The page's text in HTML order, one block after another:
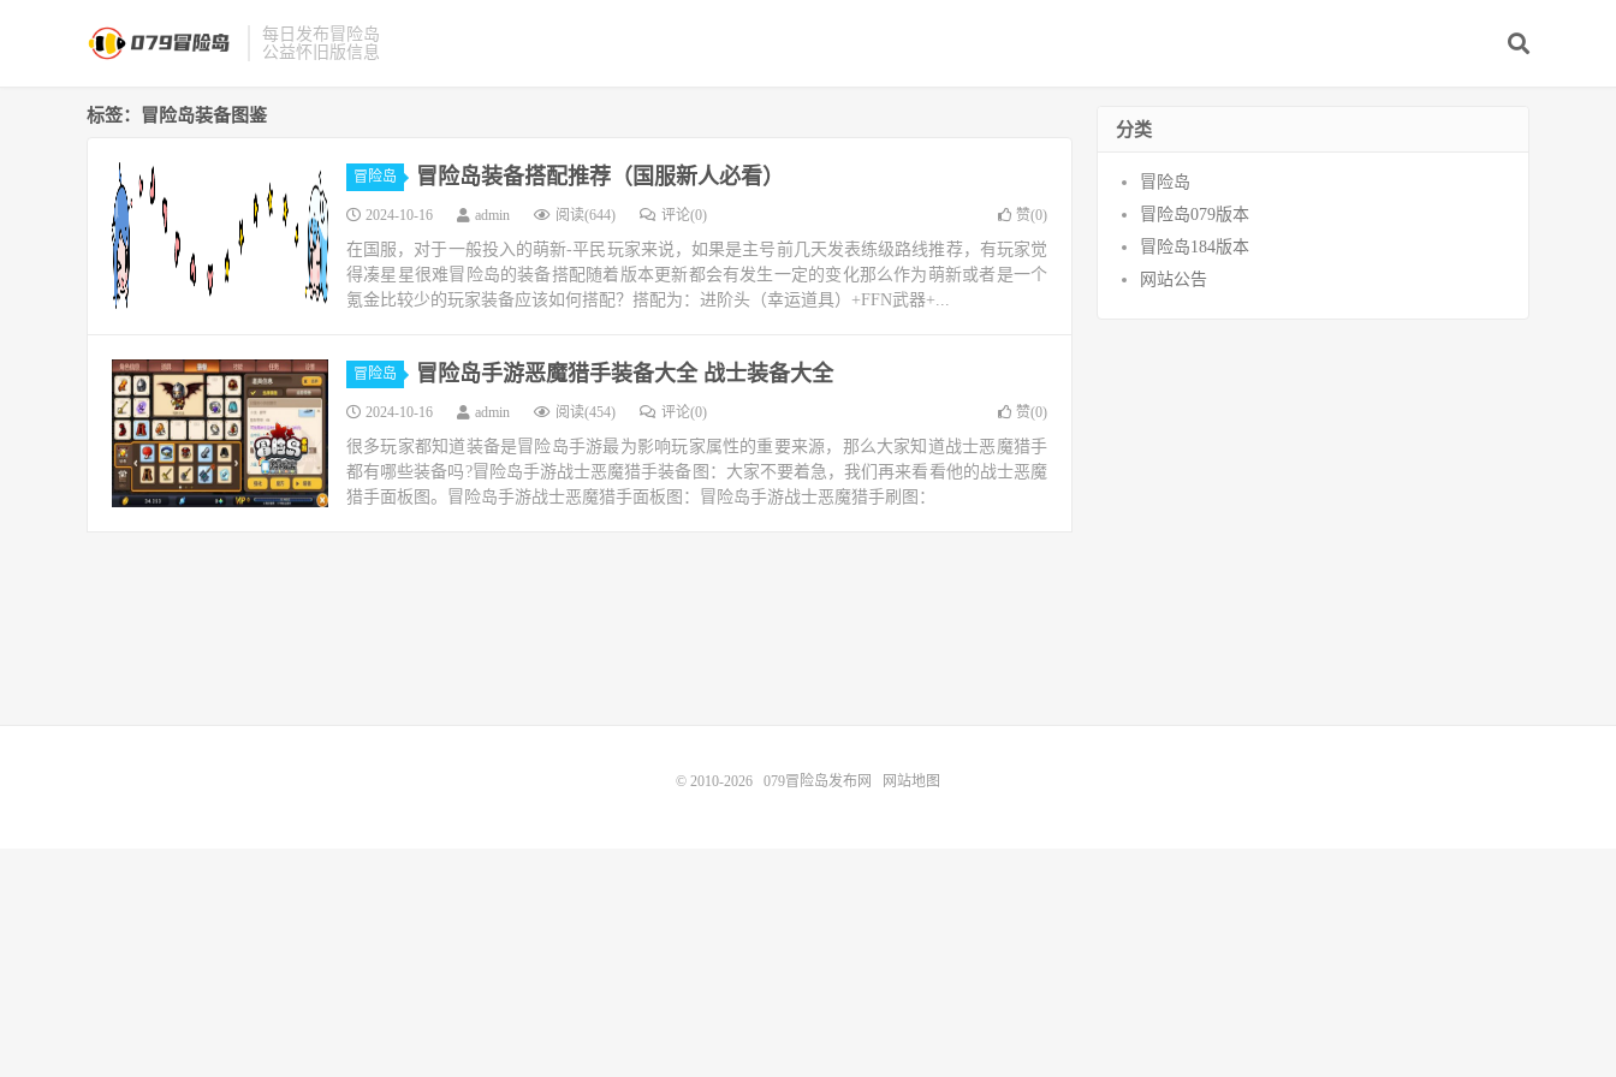
每日发布冒险岛
公益怀旧版信息
标签：冒险岛装备图鉴
冒险岛 冒险岛装备搭配推荐（国服新人必看）
2024-10-16 admin 阅读(644) 评论(0) 赞(0)
在国服，对于一般投入的萌新-平民玩家来说，如果是主号前几天发表练级路线推荐，有玩家觉
得凑星星很难冒险岛的装备搭配随着版本更新都会有发生一定的变化那么作为萌新或者是一个
氪金比较少的玩家装备应该如何搭配？搭配为：进阶头（幸运道具）+FFN武器+...
冒险岛 冒险岛手游恶魔猎手装备大全 战士装备大全
2024-10-16 admin 阅读(454) 评论(0) 赞(0)
很多玩家都知道装备是冒险岛手游最为影响玩家属性的重要来源，那么大家知道战士恶魔猎手
都有哪些装备吗?冒险岛手游战士恶魔猎手装备图：大家不要着急，我们再来看看他的战士恶魔
猎手面板图。冒险岛手游战士恶魔猎手面板图：冒险岛手游战士恶魔猎手刷图：
分类
冒险岛
冒险岛079版本
冒险岛184版本
网站公告
© 2010-2026 079冒险岛发布网 网站地图